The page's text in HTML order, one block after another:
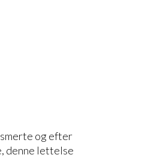
og efter
denne lettelse